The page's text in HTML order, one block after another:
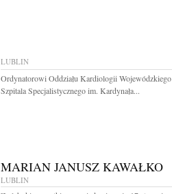
LUBLIN
Ordynatorowi Oddziału Kardiologii Wojewódzkiego
Szpitala Specjalistycznego im. Kardynała...
MARIAN JANUSZ KAWAŁKO
LUBLIN